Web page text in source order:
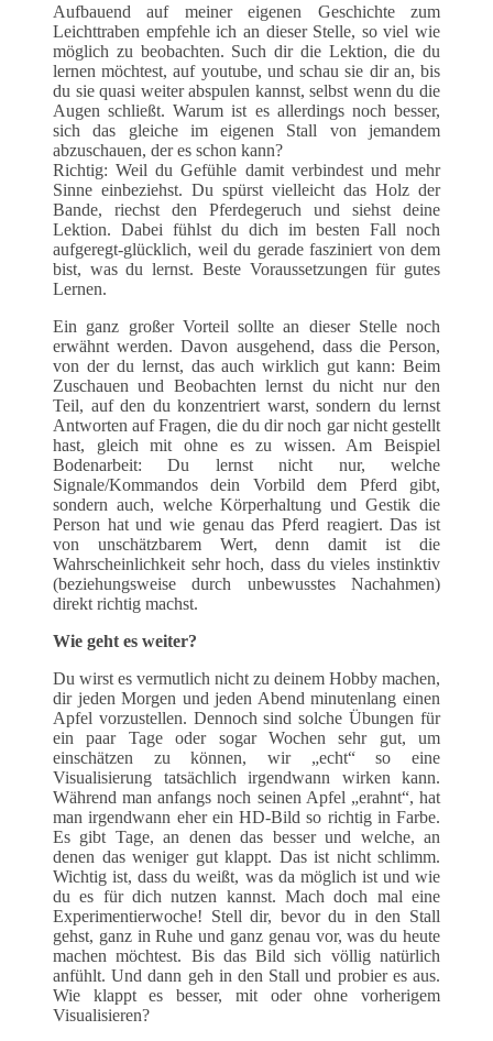
Aufbauend auf meiner eigenen Geschichte zum
Leichttraben empfehle ich an dieser Stelle, so viel wie
möglich zu beobachten. Such dir die Lektion, die du
lernen möchtest, auf youtube, und schau sie dir an, bis
du sie quasi weiter abspulen kannst, selbst wenn du die
Augen schließt. Warum ist es allerdings noch besser,
sich das gleiche im eigenen Stall von jemandem
abzuschauen, der es schon kann?
Richtig: Weil du Gefühle damit verbindest und mehr
Sinne einbeziehst. Du spürst vielleicht das Holz der
Bande, riechst den Pferdegeruch und siehst deine
Lektion. Dabei fühlst du dich im besten Fall noch
aufgeregt-glücklich, weil du gerade fasziniert von dem
bist, was du lernst. Beste Voraussetzungen für gutes
Lernen.
Ein ganz großer Vorteil sollte an dieser Stelle noch
erwähnt werden. Davon ausgehend, dass die Person,
von der du lernst, das auch wirklich gut kann: Beim
Zuschauen und Beobachten lernst du nicht nur den
Teil, auf den du konzentriert warst, sondern du lernst
Antworten auf Fragen, die du dir noch gar nicht gestellt
hast, gleich mit ohne es zu wissen. Am Beispiel
Bodenarbeit: Du lernst nicht nur, welche
Signale/Kommandos dein Vorbild dem Pferd gibt,
sondern auch, welche Körperhaltung und Gestik die
Person hat und wie genau das Pferd reagiert. Das ist
von unschätzbarem Wert, denn damit ist die
Wahrscheinlichkeit sehr hoch, dass du vieles instinktiv
(beziehungsweise durch unbewusstes Nachahmen)
direkt richtig machst.
Wie geht es weiter?
Du wirst es vermutlich nicht zu deinem Hobby machen,
dir jeden Morgen und jeden Abend minutenlang einen
Apfel vorzustellen. Dennoch sind solche Übungen für
ein paar Tage oder sogar Wochen sehr gut, um
einschätzen zu können, wir „echt“ so eine
Visualisierung tatsächlich irgendwann wirken kann.
Während man anfangs noch seinen Apfel „erahnt“, hat
man irgendwann eher ein HD-Bild so richtig in Farbe.
Es gibt Tage, an denen das besser und welche, an
denen das weniger gut klappt. Das ist nicht schlimm.
Wichtig ist, dass du weißt, was da möglich ist und wie
du es für dich nutzen kannst. Mach doch mal eine
Experimentierwoche! Stell dir, bevor du in den Stall
gehst, ganz in Ruhe und ganz genau vor, was du heute
machen möchtest. Bis das Bild sich völlig natürlich
anfühlt. Und dann geh in den Stall und probier es aus.
Wie klappt es besser, mit oder ohne vorherigem
Visualisieren?